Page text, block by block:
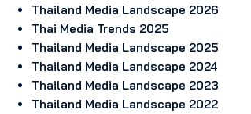
Thailand Media Landscape 2026
Thai Media Trends 2025
Thailand Media Landscape 2025
Thailand Media Landscape 2024
Thailand Media Landscape 2023
Thailand Media Landscape 2022